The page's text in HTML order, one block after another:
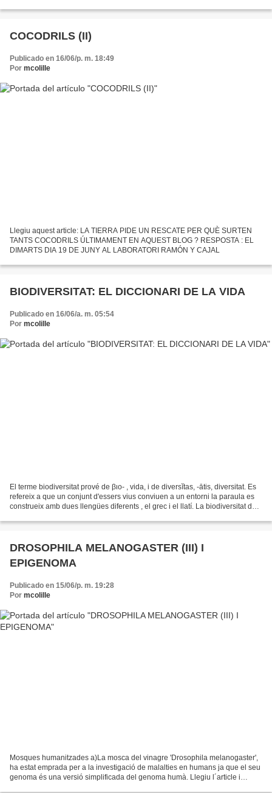
COCODRILS (II)
Publicado en 16/06/p. m. 18:49
Por mcolille
Llegiu aquest article: LA TIERRA PIDE UN RESCATE PER QUÈ SURTEN
TANTS COCODRILS ÚLTIMAMENT EN AQUEST BLOG ? RESPOSTA : EL
DIMARTS DIA 19 DE JUNY AL LABORATORI RAMÓN Y CAJAL
BIODIVERSITAT: EL DICCIONARI DE LA VIDA
Publicado en 16/06/a. m. 05:54
Por mcolille
El terme biodiversitat prové de βιο- , vida, i de diversĭtas, -ātis, diversitat. Es
refereix a que un conjunt d'essers vius conviuen a un entorni la paraula es
construeix amb dues llengües diferents , el grec i el llatí. La biodiversitat del
DROSOPHILA MELANOGASTER (III) I
EPIGENOMA
Publicado en 15/06/p. m. 19:28
Por mcolille
Mosques humanitzades a)La mosca del vinagre 'Drosophila melanogaster',
ha estat emprada per a la investigació de malalties en humans ja que el seu
genoma és una versió simplificada del genoma humà. Llegiu l´article i